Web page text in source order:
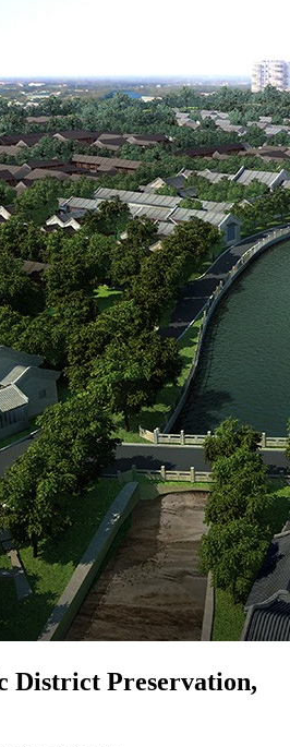
District Preservation,